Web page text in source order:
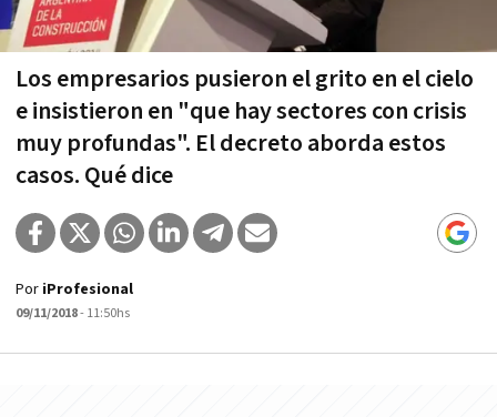
Los empresarios pusieron el grito en el cielo
e insistieron en "que hay sectores con crisis
muy profundas". El decreto aborda estos
casos. Qué dice
Por iProfesional
09/11/2018- 11:50hs